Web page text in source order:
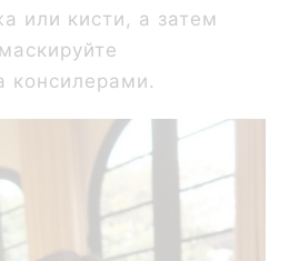
или кисти, а затем
консилерами.